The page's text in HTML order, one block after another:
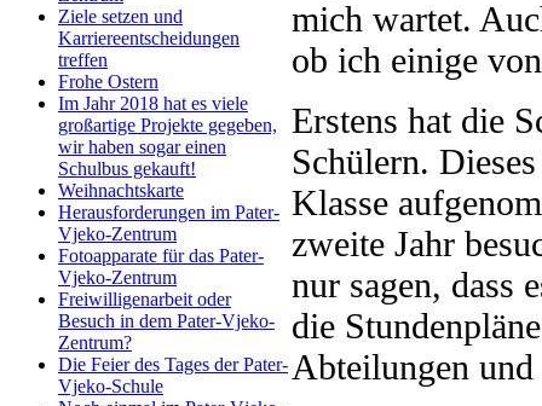
Ziele setzen und
Karriereentscheidungen
treffen
Frohe Ostern
Im Jahr 2018 hat es viele
großartige Projekte gegeben,
wir haben sogar einen
Schulbus gekauft!
Weihnachtskarte
Herausforderungen im Pater-
Vjeko-Zentrum
Fotoapparate für das Pater-
Vjeko-Zentrum
Freiwilligenarbeit oder
Besuch in dem Pater-Vjeko-
Zentrum?
Die Feier des Tages der Pater-
Vjeko-Schule
mich wartet.
ob ich einige
Erstens hat die
Schülern.
Klasse
zweite Jahr
nur sagen, dass
die
Abteilungen